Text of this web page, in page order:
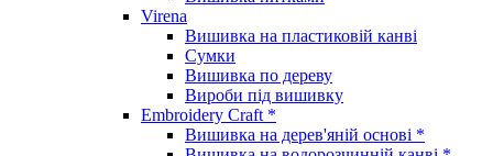
Virena
Вишивка на пластиковій канві
Сумки
Вишивка по дереву
Вироби під вишивку
Embroidery Craft *
Вишивка на дерев'яній основі *